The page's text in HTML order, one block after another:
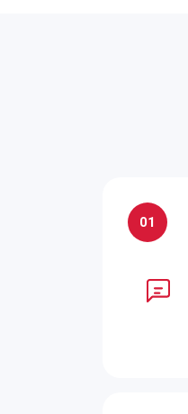
01